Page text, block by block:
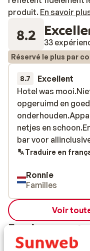
produit. En savoir
8.2 33
Réservé le plus par
8.7 Excellent
Hotel was
opgeruimd en goed
netjes en
bar voor
Hotel was
opgeruimd en goed
netjes en
bar voor
Traduire en
Ronnie
Familles
Voir
Emplacement